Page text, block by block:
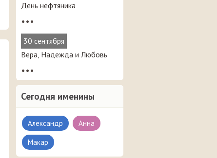
День нефтяника
•••
30 сентября
Вера, Надежда и Любовь
•••
Сегодня именины
Александр Анна
Макар